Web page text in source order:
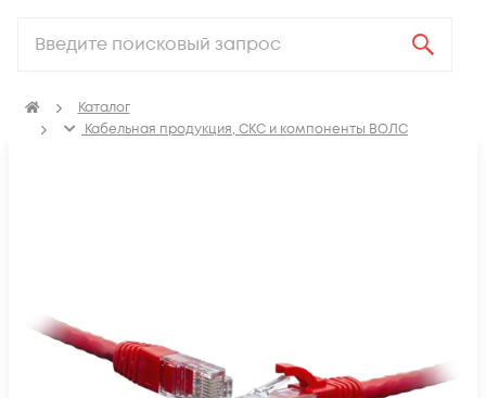
Каталог
Кабельная продукция, СКС и компоненты ВОЛС